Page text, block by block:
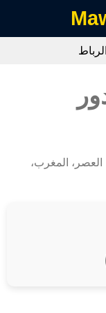
العصر، المغرب،